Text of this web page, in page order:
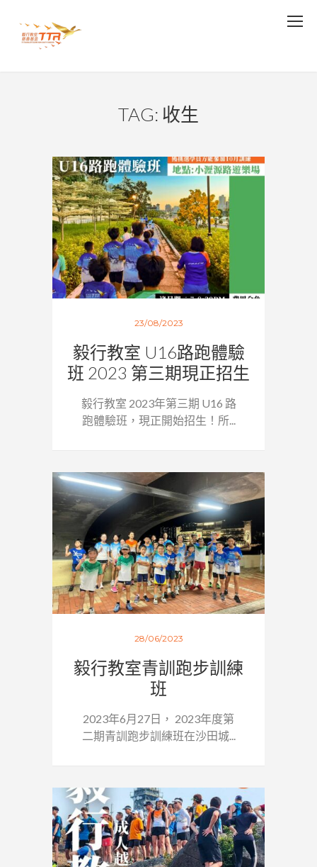
TAG: 收生
23/08/2023
毅行教室 U16路跑體驗
班 2023 第三期現正招生
毅行教室 2023年第三期 U16 路
跑體驗班，現正開始招生！所...
28/06/2023
毅行教室青訓跑步訓練
班
2023年6月27日， 2023年度第
二期青訓跑步訓練班在沙田城...